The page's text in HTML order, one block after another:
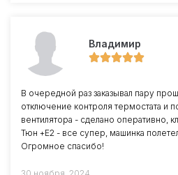
Владимир
В очередной раз заказывал пару
отключение контроля термостата и
вентилятора - сделано оперативно,
Тюн +Е2 - все супер, машинка
Огромное спасибо!